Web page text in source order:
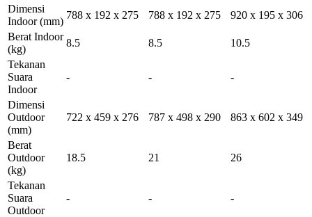
Dimensi
Indoor(mm)
788 x 192 x 275 788 x 192 x 275
920 x 195 x 306
Berat Indoor
(kg)
8.5 8.5
10.5
Tekanan
Suara
Indoor
- - -
Dimensi
Outdoor
(mm)
722 x 459 x 276 787 x 498 x 290 863 x 602 x 349
Berat
Outdoor
(kg)
18.5 21 26
Tekanan
Suara
Outdoor
- - -